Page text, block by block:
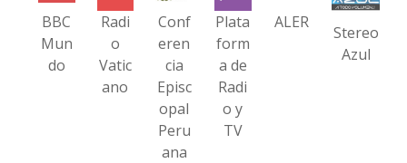
BBC
Mun
do
Radi
o
Vatic
ano
Conf
eren
cia
Episc
opal
Peru
ana
Plata
form
a de
Radi
o y
TV
ALER
Stereo
Azul